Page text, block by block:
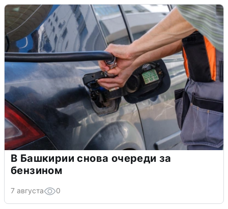
В Башкирии снова очереди за
бензином
7 августа 0